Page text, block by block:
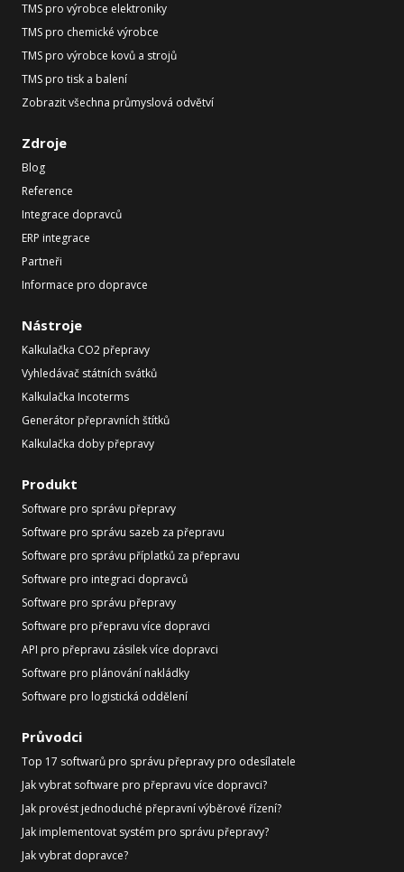
TMS pro výrobce elektroniky
TMS pro chemické výrobce
TMS pro výrobce kovů a strojů
TMS pro tisk a balení
Zobrazit všechna průmyslová odvětví
Zdroje
Blog
Reference
Integrace dopravců
ERP integrace
Partneři
Informace pro dopravce
Nástroje
Kalkulačka CO2 přepravy
Vyhledávač státních svátků
Kalkulačka Incoterms
Generátor přepravních štítků
Kalkulačka doby přepravy
Produkt
Software pro správu přepravy
Software pro správu sazeb za přepravu
Software pro správu příplatků za přepravu
Software pro integraci dopravců
Software pro správu přepravy
Software pro přepravu více dopravci
API pro přepravu zásilek více dopravci
Software pro plánování nakládky
Software pro logistická oddělení
Průvodci
Top 17 softwarů pro správu přepravy pro odesílatele
Jak vybrat software pro přepravu více dopravci?
Jak provést jednoduché přepravní výběrové řízení?
Jak implementovat systém pro správu přepravy?
Jak vybrat dopravce?